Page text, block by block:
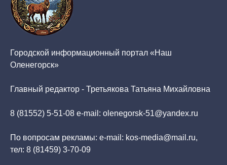
Городской информационный портал «Наш
Оленегорск»
Главный редактор - Третьякова Татьяна Михайловна
8 (81552) 5-51-08 e-mail: olenegorsk-51@yandex.ru
По вопросам рекламы: e-mail: kos-media@mail.ru,
тел: 8 (81459) 3-70-09